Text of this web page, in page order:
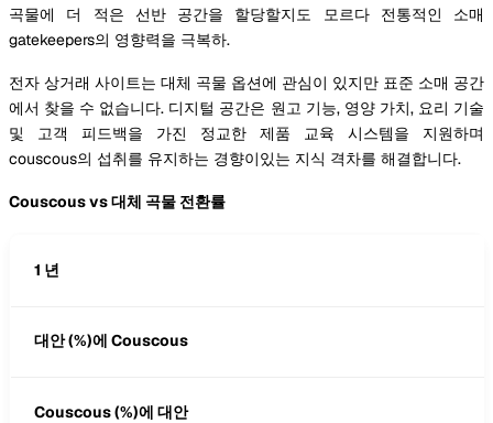
곡물에 더 적은 선반 공간을 할당할지도 모르다 전통적인 소매
gatekeepers의 영향력을 극복하.
전자 상거래 사이트는 대체 곡물 옵션에 관심이 있지만 표준 소매 공간
에서 찾을 수 없습니다. 디지털 공간은 원고 기능, 영양 가치, 요리 기술
및 고객 피드백을 가진 정교한 제품 교육 시스템을 지원하며
couscous의 섭취를 유지하는 경향이있는 지식 격차를 해결합니다.
Couscous vs 대체 곡물 전환률
1 년
대안 (%)에 Couscous
Couscous (%)에 대안